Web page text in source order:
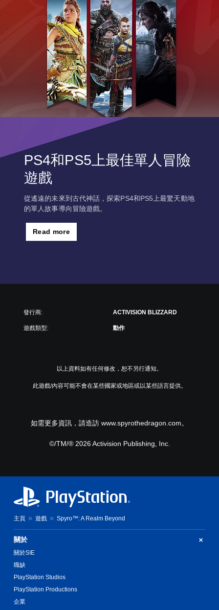
PS4和PS5上最佳單人冒險
遊戲
從遙遠的未來到古代神話，探索PS4和PS5上最驚天動地
的單人故事導向冒險遊戲。
Read more
發行商: ACTIVISION BLIZZARD
遊戲類型: 動作
以上資料如有任何修改，恕不另行通知。
此遊戲/內容可能不會在某些國家或地區或以某些語言提供。
如需更多資訊，請造訪 www.spyrothedragon.com。
©/TM/® 2026 Activision Publishing, Inc.
主頁 遊戲 Spyro™: A Realm Beyond
關於
關於SIE
職缺
PlayStation Studios
PlayStation Productions
企業